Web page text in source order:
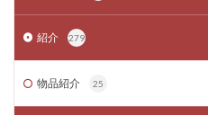
紹介 279
物品紹介 25